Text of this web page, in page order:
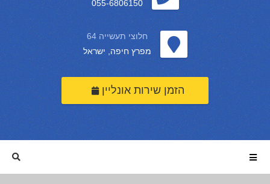
055-6806150
חלוצי תעשייה 64
מפרץ חיפה, ישראל
הזמן שירות אונליין